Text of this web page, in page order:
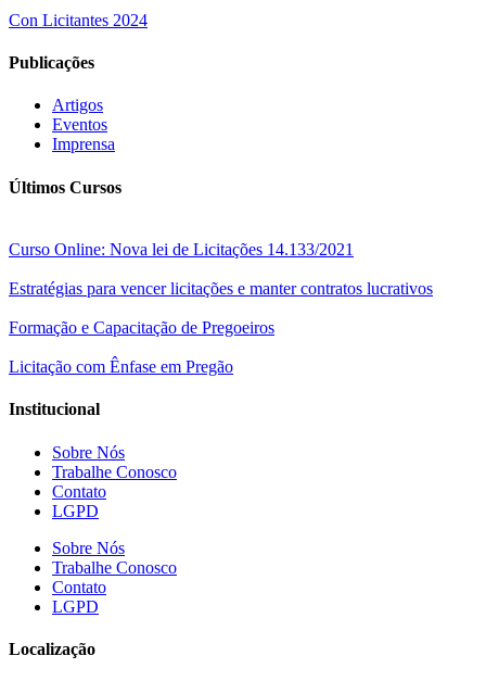
Con Licitantes 2024
Publicações
Artigos
Eventos
Imprensa
Últimos Cursos
Curso Online: Nova lei de Licitações 14.133/2021
Estratégias para vencer licitações e manter contratos lucrativos
Formação e Capacitação de Pregoeiros
Licitação com Ênfase em Pregão
Institucional
Sobre Nós
Trabalhe Conosco
Contato
LGPD
Sobre Nós
Trabalhe Conosco
Contato
LGPD
Localização